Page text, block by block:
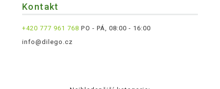
Kontakt
+420 777 961 768 PO - PÁ, 08:00 - 16:00
info@dilego.cz